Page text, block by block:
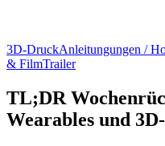
3D-DruckAnleitungungen /
& FilmTrailer
TL;DR
Wearables und